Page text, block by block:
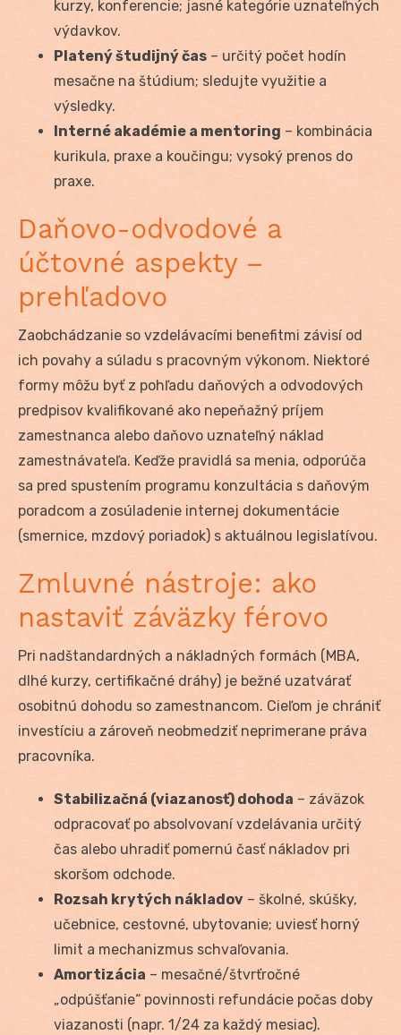
kurzy, konferencie; jasné kategórie uznateľných
výdavkov.
Platený študijný čas – určitý počet hodín
mesačne na štúdium; sledujte využitie a
výsledky.
Interné akadémie a mentoring – kombinácia
kurikula, praxe a koučingu; vysoký prenos do
praxe.
Daňovo-odvodové a
účtovné aspekty –
prehľadovo
Zaobchádzanie so vzdelávacími benefitmi závisí od
ich povahy a súladu s pracovným výkonom. Niektoré
formy môžu byť z pohľadu daňových a odvodových
predpisov kvalifikované ako nepeňažný príjem
zamestnanca alebo daňovo uznateľný náklad
zamestnávateľa. Keďže pravidlá sa menia, odporúča
sa pred spustením programu konzultácia s daňovým
poradcom a zosúladenie internej dokumentácie
(smernice, mzdový poriadok) s aktuálnou legislatívou.
Zmluvné nástroje: ako
nastaviť záväzky férovo
Pri nadštandardných a nákladných formách (MBA,
dlhé kurzy, certifikačné dráhy) je bežné uzatvárať
osobitnú dohodu so zamestnancom. Cieľom je chrániť
investíciu a zároveň neobmedziť neprimerane práva
pracovníka.
Stabilizačná (viazanosť) dohoda – záväzok
odpracovať po absolvovaní vzdelávania určitý
čas alebo uhradiť pomernú časť nákladov pri
skoršom odchode.
Rozsah krytých nákladov – školné, skúšky,
učebnice, cestovné, ubytovanie; uviesť horný
limit a mechanizmus schvaľovania.
Amortizácia – mesačné/štvrťročné
„odpúšťanie“ povinnosti refundácie počas doby
viazanosti (napr. 1/24 za každý mesiac).